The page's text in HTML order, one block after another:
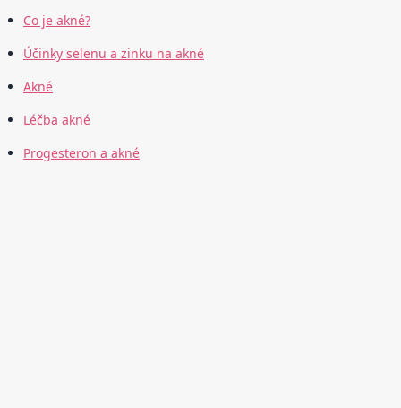
Co je akné?
Účinky selenu a zinku na akné
Akné
Léčba akné
Progesteron a akné